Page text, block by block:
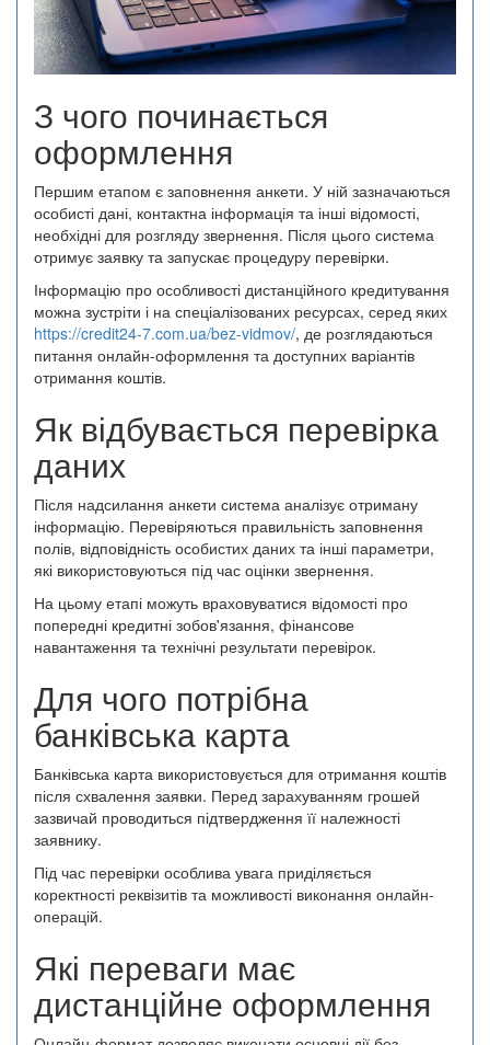
З чого починається
оформлення
Першим етапом є заповнення анкети. У ній зазначаються
особисті дані, контактна інформація та інші відомості,
необхідні для розгляду звернення. Після цього система
отримує заявку та запускає процедуру перевірки.
Інформацію про особливості дистанційного кредитування
можна зустріти і на спеціалізованих ресурсах, серед яких
https://credit24-7.com.ua/bez-vidmov/, де розглядаються
питання онлайн-оформлення та доступних варіантів
отримання коштів.
Як відбувається перевірка
даних
Після надсилання анкети система аналізує отриману
інформацію. Перевіряються правильність заповнення
полів, відповідність особистих даних та інші параметри,
які використовуються під час оцінки звернення.
На цьому етапі можуть враховуватися відомості про
попередні кредитні зобов'язання, фінансове
навантаження та технічні результати перевірок.
Для чого потрібна
банківська карта
Банківська карта використовується для отримання коштів
після схвалення заявки. Перед зарахуванням грошей
зазвичай проводиться підтвердження її належності
заявнику.
Під час перевірки особлива увага приділяється
коректності реквізитів та можливості виконання онлайн-
операцій.
Які переваги має
дистанційне оформлення